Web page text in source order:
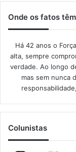
Onde os fatos
Há 42 anos o
alta, sempre
verdade. Ao longo
mas sem nunca
Colunistas